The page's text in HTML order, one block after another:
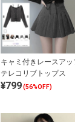
キャミ付きレースアッ
テレコリブトップス
¥799(56%OFF)